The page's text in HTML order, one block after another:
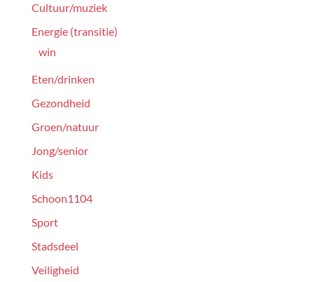
Cultuur/muziek
Energie (transitie)
win
Eten/drinken
Gezondheid
Groen/natuur
Jong/senior
Kids
Schoon1104
Sport
Stadsdeel
Veiligheid